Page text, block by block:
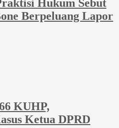
Hukum Sebut
Berpeluang Lapor
KUHP,
Ketua DPRD